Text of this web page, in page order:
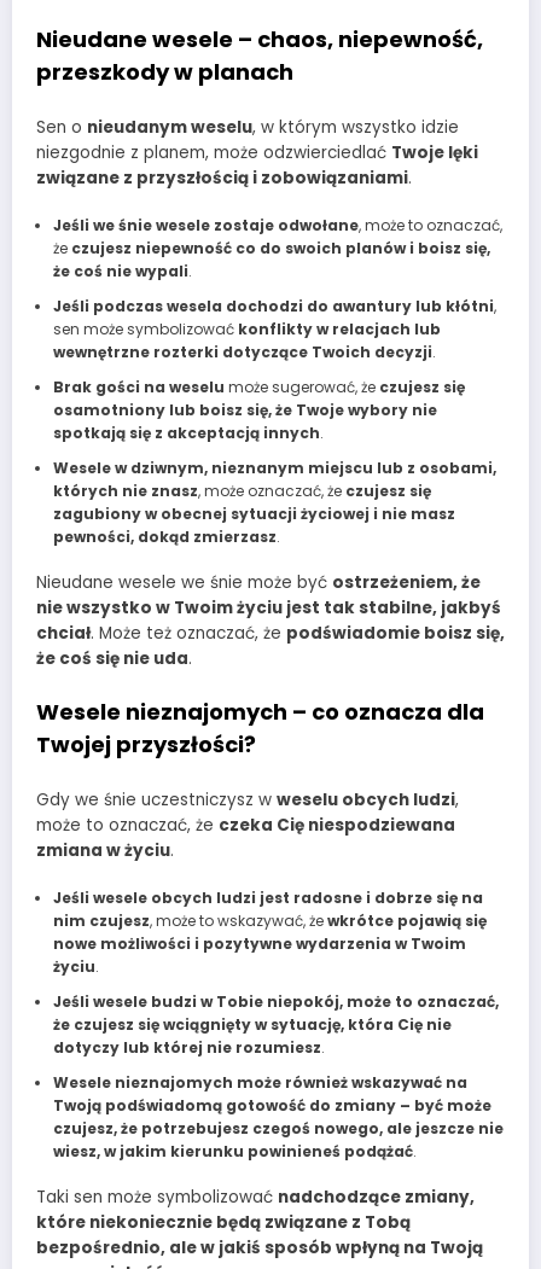
Nieudane wesele – chaos, niepewność,
przeszkody w planach
Sen o nieudanym weselu, w którym wszystko idzie
niezgodnie z planem, może odzwierciedlać Twoje lęki
związane z przyszłością i zobowiązaniami.
Jeśli we śnie wesele zostaje odwołane, może to oznaczać,
że czujesz niepewność co do swoich planów i boisz się,
że coś nie wypali.
Jeśli podczas wesela dochodzi do awantury lub kłótni,
sen może symbolizować konflikty w relacjach lub
wewnętrzne rozterki dotyczące Twoich decyzji.
Brak gości na weselu może sugerować, że czujesz się
osamotniony lub boisz się, że Twoje wybory nie
spotkają się z akceptacją innych.
Wesele w dziwnym, nieznanym miejscu lub z osobami,
których nie znasz, może oznaczać, że czujesz się
zagubiony w obecnej sytuacji życiowej i nie masz
pewności, dokąd zmierzasz.
Nieudane wesele we śnie może być ostrzeżeniem, że
nie wszystko w Twoim życiu jest tak stabilne, jakbyś
chciał. Może też oznaczać, że podświadomie boisz się,
że coś się nie uda.
Wesele nieznajomych – co oznacza dla
Twojej przyszłości?
Gdy we śnie uczestniczysz w weselu obcych ludzi,
może to oznaczać, że czeka Cię niespodziewana
zmiana w życiu.
Jeśli wesele obcych ludzi jest radosne i dobrze się na
nim czujesz, może to wskazywać, żewkrótce pojawią się
nowe możliwości i pozytywne wydarzenia w Twoim
życiu.
Jeśli wesele budzi w Tobie niepokój, może to oznaczać,
że czujesz się wciągnięty w sytuację, która Cię nie
dotyczy lub której nie rozumiesz.
Wesele nieznajomych może również wskazywać na
Twoją podświadomą gotowość do zmiany – być może
czujesz, że potrzebujesz czegoś nowego, ale jeszcze nie
wiesz, w jakim kierunku powinieneś podążać.
Taki sen może symbolizować nadchodzące zmiany,
które niekoniecznie będą związane z Tobą
bezpośrednio, ale w jakiś sposób wpłyną na Twoją